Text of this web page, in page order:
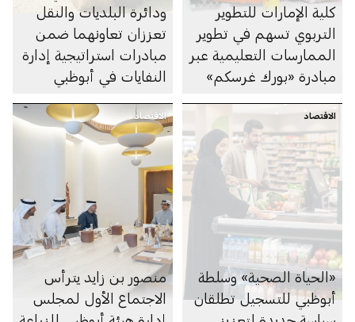
كلية الإمارات للتطوير
التربوي تسهم في تطوير
الممارسات التعليمية عبر
مبادرة «بورك غرسكم»
ودائرة البلديات والنقل
تعززان تعاونهما ضمن
مبادرات استراتيجية إدارة
النفايات في أبوظبي
الاقتصاد
«الحياة الصحية» وسلطة
أبوظبي للتسجيل تطلقان
الاقتصاد
منصور بن زايد يترأس
الاجتماع الأول لمجلس